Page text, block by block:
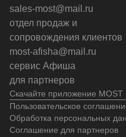
Скачайте приложение MOST
sales-most@mail.ru
отдел продаж и
сопровождения клиентов
most-afisha@mail.ru
сервис Афиша
для партнеров
Пользовательское
Обработка персональных
Соглашение для партнеров